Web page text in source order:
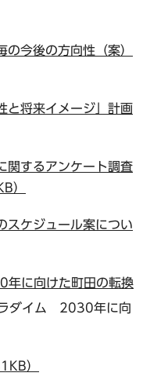
の今後の方向性（案）
と将来イメージ」計画
関するアンケート調査
）
スケジュール案につい
に向けた町田の転換
ラダイム 2030年に向
）